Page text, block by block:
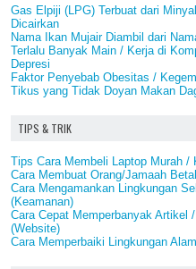
Gas Elpiji (LPG) Terbuat dari
Dicairkan
Nama Ikan Mujair Diambil dari
Terlalu Banyak Main / Kerja di
Depresi
Faktor Penyebab Obesitas /
Tikus yang Tidak Doyan Makan
TIPS & TRIK
Tips Cara Membeli Laptop Murah /
Cara Membuat Orang/Jamaah
Cara Mengamankan Lingkungan
(Keamanan)
Cara Cepat Memperbanyak Artikel
(Website)
Cara Memperbaiki Lingkungan